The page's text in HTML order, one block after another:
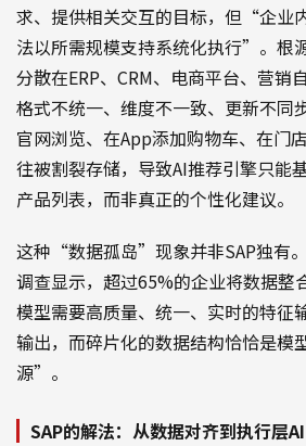
求、提供相关交互的目标，但“企业
法以所需规模支持系统化执行”。根
分散在ERP、CRM、电商平台、营销
格式不统一、维度不一致、更新不同
官网浏览、在App添加购物车、在门
往被割裂存储，导致AI推荐引擎只能
产品列表，而非真正的个性化建议。
这种“数据孤岛”现象并非SAP独有
调查显示，超过65%的企业将数据整
模型需要高质量、统一、实时的特征
输出，而碎片化的数据结构恰恰是
源”。
SAP的解法：从数据对齐到执行层AI